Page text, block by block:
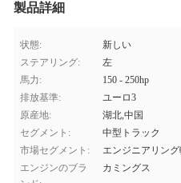
製品詳細
状態:
新しい
ステアリング:
左
馬力:
150 - 250hp
排放基準:
ユーロ3
原産地:
湖北,中国
セグメント:
中型トラック
市場セグメント:
エンジニアリング
エンジンのブラ
カミングス